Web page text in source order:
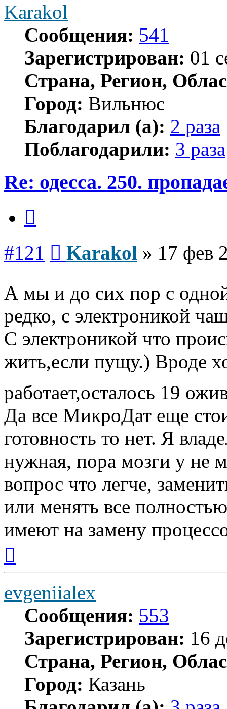
Karakol
Сообщения: 541
Зарегистрирован: 01
Страна, Регион,
Город: Вильнюс
Благодарил (а): 2 раза
Поблагодарили: 3 раза
Re: одесса. 250.
#121 Karakol » 17 фев
А мы и до сих пор с
редко, с электроникой
С электроникой что
жить,если пущу.) Вроде
работает,осталось 19
Да все МикроДат еще
готовность то нет. Я
нужная, пора мозги у не
вопрос что легче,
или менять все
имеют на замену
началу
evgeniialex
Сообщения: 553
Зарегистрирован: 16
Страна, Регион,
Город: Казань